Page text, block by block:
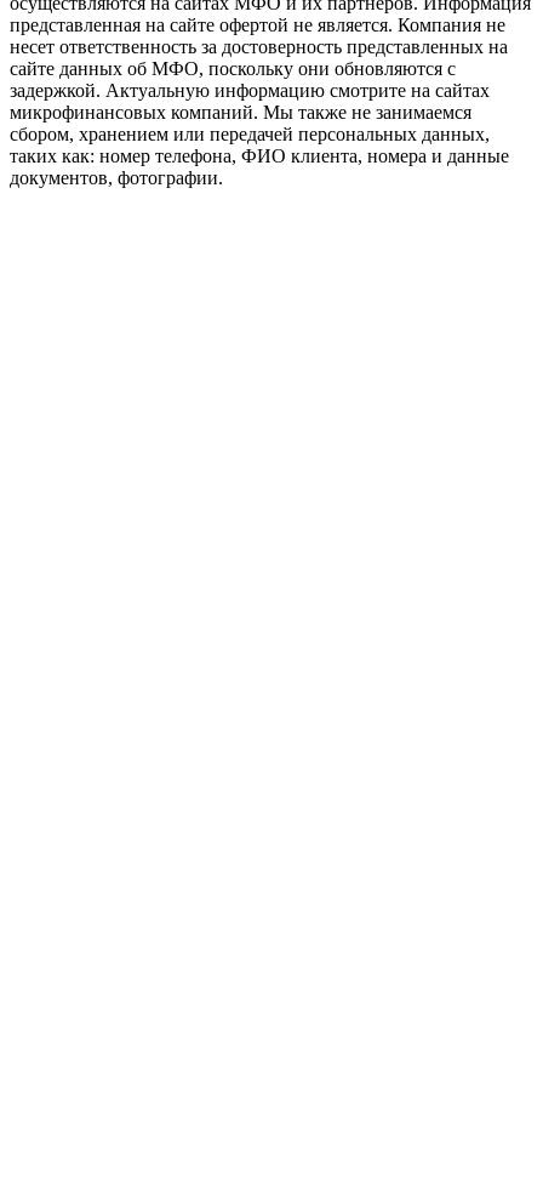
представленная на сайте офертой не является. Компания не
несет ответственность за достоверность представленных на
сайте данных об МФО, поскольку они обновляются с
задержкой. Актуальную информацию смотрите на сайтах
микрофинансовых компаний. Мы также не занимаемся
сбором, хранением или передачей персональных данных,
таких как: номер телефона, ФИО клиента, номера и данные
документов, фотографии.